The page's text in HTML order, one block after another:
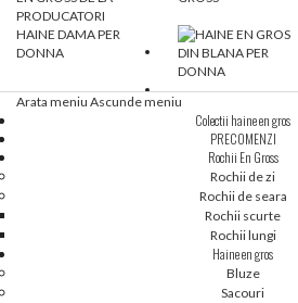
Arata meniu Ascunde meniu
Colectii haine en gros
PRECOMENZI
Rochii En Gross
Rochii de zi
Rochii de seara
Rochii scurte
Rochii lungi
Haine en gros
Bluze
Sacouri
CELE MAI CUMPĂRATE HAINE EN GROS
Produse în curs de actualizare
PRODUSE NOI - HAINE ANGRO